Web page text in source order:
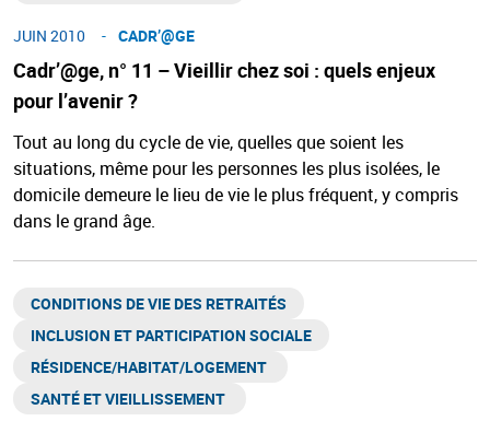
Cadr’@ge, n° 11 – Vieillir chez soi : quels enjeux
pour l’avenir ?
JUIN 2010 CADR’@GE​
Tout au long du cycle de vie, quelles que soient les
situations, même pour les personnes les plus isolées, le
domicile demeure le lieu de vie le plus fréquent, y compris
dans le grand âge.
CONDITIONS DE VIE DES RETRAITÉS
INCLUSION ET PARTICIPATION SOCIALE
RÉSIDENCE/HABITAT/LOGEMENT ​
SANTÉ ET VIEILLISSEMENT ​